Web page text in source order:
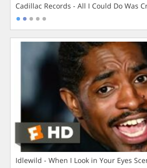
Cadillac Records - All I Could Do Was
Idlewild - When I Look in Your Eyes